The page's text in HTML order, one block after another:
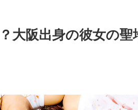
大阪出身の彼女の聖